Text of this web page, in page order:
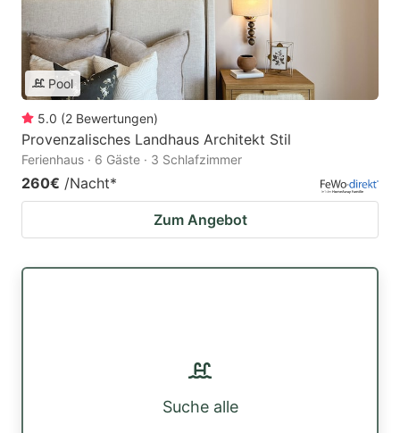
Pool
5.0 (2 Bewertungen)
Provenzalisches Landhaus Architekt Stil
Ferienhaus · 6 Gäste · 3 Schlafzimmer
260€ /Nacht*
Zum Angebot
Suche alle